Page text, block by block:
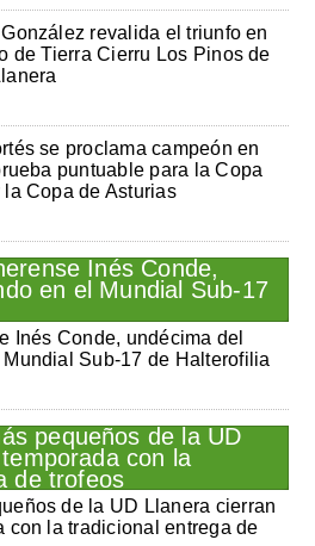
revalida el triunfo en
de Tierra Cierru Los Pinos de
se proclama campeón en
puntuable para la Copa
Copa de Asturias
Inés Conde, undécima del
Sub-17 de Halterofilia
de la UD Llanera cierran
con la tradicional entrega de